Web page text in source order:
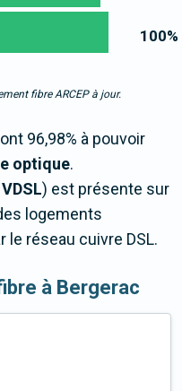
100%
fibre ARCEP à jour.
96,98% à pouvoir
optique.
) est présente sur
logements
réseau cuivre DSL.
à Bergerac